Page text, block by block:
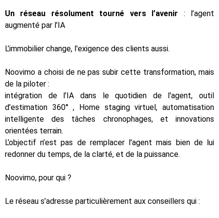
Un réseau résolument tourné vers l’avenir : l’agent
augmenté par l’IA
L’immobilier change, l'exigence des clients aussi.
Noovimo a choisi de ne pas subir cette transformation, mais
de la piloter :
intégration de l’IA dans le quotidien de l'agent, outil
d’estimation 360° , Home staging virtuel, automatisation
intelligente des tâches chronophages, et innovations
orientées terrain.
L’objectif n’est pas de remplacer l'agent mais bien de lui
redonner du temps, de la clarté, et de la puissance.
Noovimo, pour qui ?
Le réseau s’adresse particulièrement aux conseillers qui :